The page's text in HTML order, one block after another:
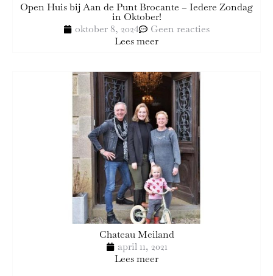
Open Huis bij Aan de Punt Brocante – Iedere Zondag
in Oktober!
oktober 8, 2024
Geen reacties
Lees meer
Chateau Meiland
april 11, 2021
Lees meer